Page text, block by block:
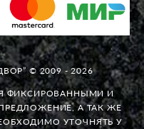
© 2009 - 2026
ФИКСИРОВАННЫМИ И
А ТАК ЖЕ
УТОЧНЯТЬ У